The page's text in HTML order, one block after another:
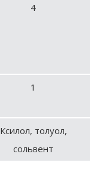
4
1
Ксилол, толуол,
сольвент